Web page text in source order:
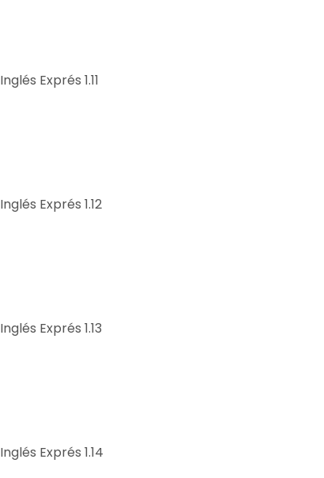
Inglés Exprés 1.11
Inglés Exprés 1.12
Inglés Exprés 1.13
Inglés Exprés 1.14